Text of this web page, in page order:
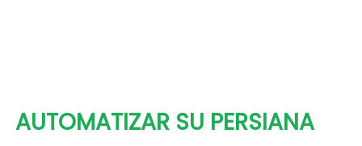
AUTOMATIZAR SU PERSIANA